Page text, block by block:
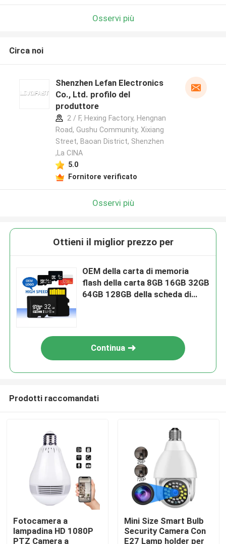
Casa.
Prodotti
Osservi più
Circa noi
Shenzhen Lefan Electronics
Co., Ltd. profilo del
produttore
2 / F, Hexing Factory, Hengnan
Road, Gushu Community, Xixiang
Street, Baoan District, Shenzhen
,La CINA
5.0
Fornitore verificato
Osservi più
Ottieni il miglior prezzo per
OEM della carta di memoria
flash della carta 8GB 16GB 32GB
64GB 128GB della scheda di
Continua
Prodotti raccomandati
Fotocamera a
lampadina HD 1080P
PTZ Camera a
Mini Size Smart Bulb
Security Camera Con
E27 Lamp holder per